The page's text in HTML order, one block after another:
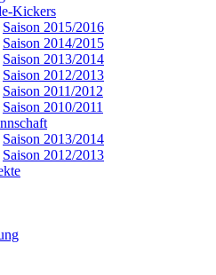
Kickers
Saison 2015/2016
Saison 2014/2015
Saison 2013/2014
Saison 2012/2013
Saison 2011/2012
Saison 2010/2011
Saison 2013/2014
Saison 2012/2013